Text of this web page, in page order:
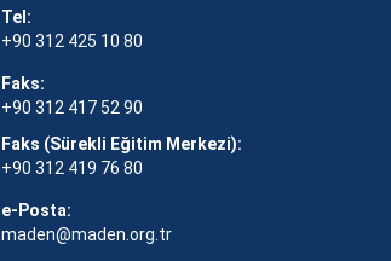
Tel:
+90 312 425 10 80
Faks:
+90 312 417 52 90
Faks (Sürekli Eğitim Merkezi):
+90 312 419 76 80
e-Posta:
maden@maden.org.tr